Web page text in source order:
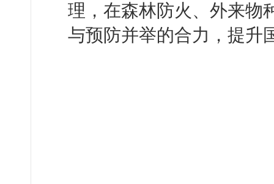
理，在森林防火、外来物
与预防并举的合力，提升